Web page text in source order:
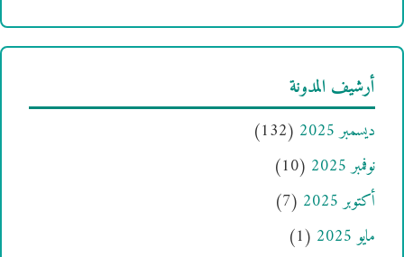
أرشيف المدونة
ديسمبر 2025
(132)
نوفمبر 2025
(10)
أكتوبر 2025
(7)
مايو 2025
(1)